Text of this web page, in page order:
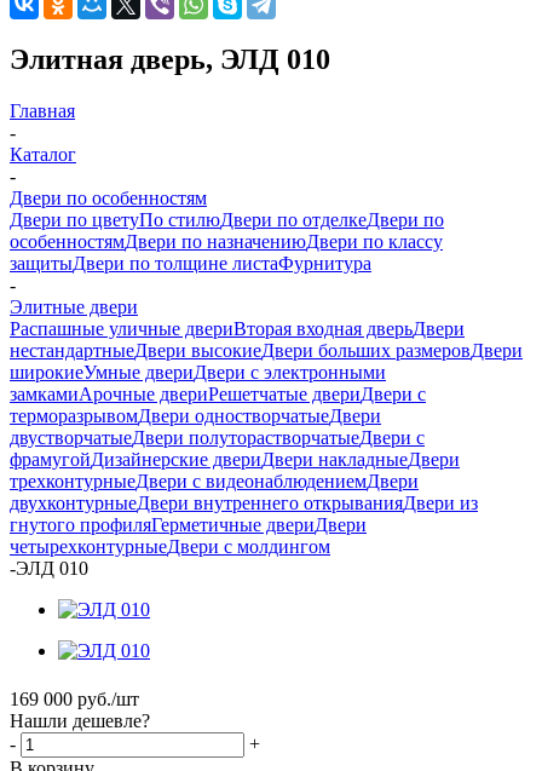
Элитная дверь, ЭЛД 010
Главная
-
Каталог
-
Двери по особенностям
Двери по цветуПо стилюДвери по отделкеДвери по
особенностямДвери по назначениюДвери по классу
защитыДвери по толщине листаФурнитура
-
Элитные двери
Распашные уличные двериВторая входная дверьДвери
нестандартныеДвери высокиеДвери больших размеровДвери
широкиеУмные двериДвери с электронными
замкамиАрочные двериРешетчатые двериДвери с
терморазрывомДвери одностворчатыеДвери
двустворчатыеДвери полуторастворчатыеДвери с
фрамугойДизайнерские двериДвери накладныеДвери
трехконтурныеДвери с видеонаблюдениемДвери
двухконтурныеДвери внутреннего открыванияДвери из
гнутого профиляГерметичные двериДвери
четырехконтурныеДвери с молдингом
-ЭЛД 010
169 000 руб./шт
Нашли дешевле?
-
+